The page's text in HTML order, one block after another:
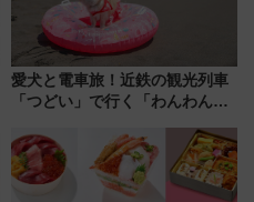
愛犬と電車旅！近鉄の観光列車
「つどい」で行く「わんわん列
める日帰りツアー